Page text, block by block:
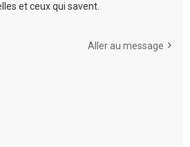
et ceux qui savent.
Aller au message